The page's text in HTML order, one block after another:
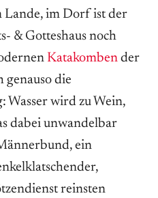
Lande, im Dorf ist der
& Gotteshaus noch
Katakomben der
genauso die
Wasser wird zu Wein,
dabei unwandelbar
ein
reinsten